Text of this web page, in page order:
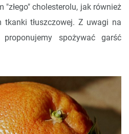
cholesterolu, jak również
tkanki tłuszczowej. Z uwagi na
proponujemy spożywać garść